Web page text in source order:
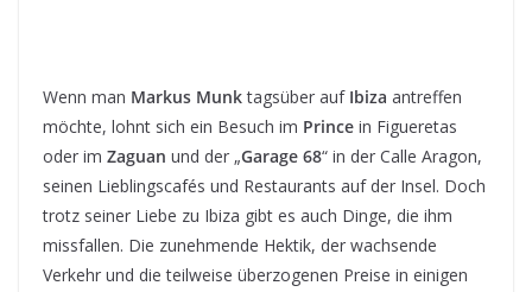
Wenn man Markus Munktagsüber auf Ibiza antreffen
möchte, lohnt sich ein Besuch im Prince in Figueretas
oder im Zaguan und der „Garage 68“ in der Calle Aragon,
seinen Lieblingscafés und Restaurants auf der Insel. Doch
trotz seiner Liebe zu Ibiza gibt es auch Dinge, die ihm
missfallen. Die zunehmende Hektik, der wachsende
Verkehr und die teilweise überzogenen Preise in einigen